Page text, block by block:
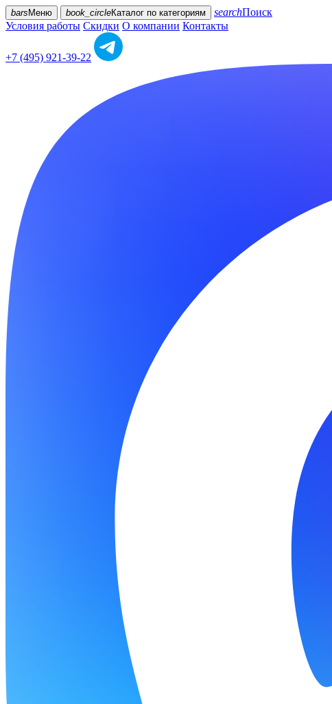
bars Меню book_circleКаталог по категориям searchПоиск
Условия работы Скидки О компании Контакты
+7 (495) 921-39-22